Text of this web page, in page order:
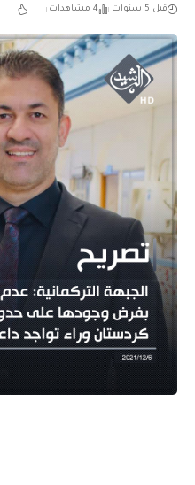
قبل 5 سنوات 4 مشاهدات